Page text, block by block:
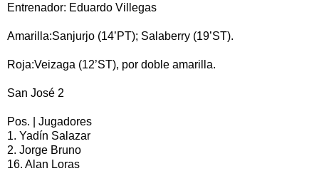
Entrenador: Eduardo Villegas
Amarilla:Sanjurjo (14’PT); Salaberry (19’ST).
Roja:Veizaga (12’ST), por doble amarilla.
San José 2
Pos. | Jugadores
1. Yadín Salazar
2. Jorge Bruno
16. Alan Loras